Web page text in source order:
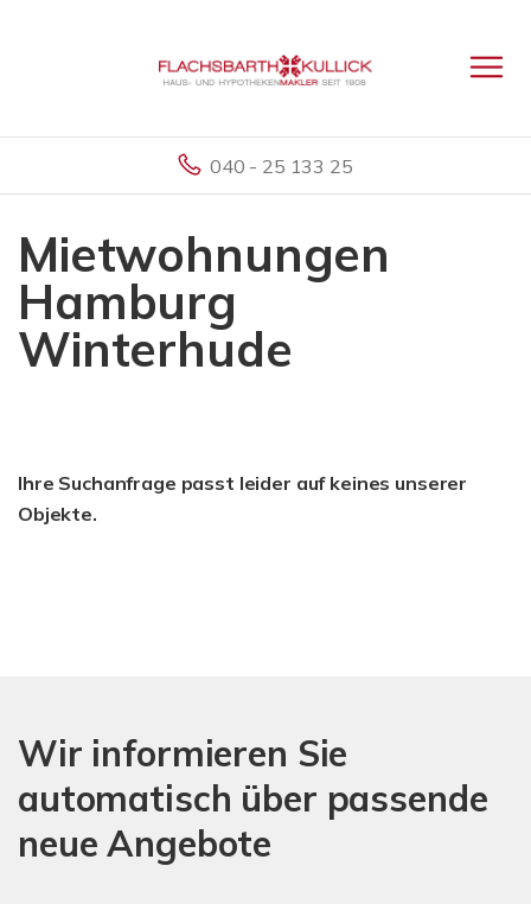
040 - 25 133 25
Mietwohnungen
Hamburg
Winterhude
Ihre Suchanfrage passt leider auf keines unserer
Objekte.
Wir informieren Sie
automatisch über passende
neue Angebote